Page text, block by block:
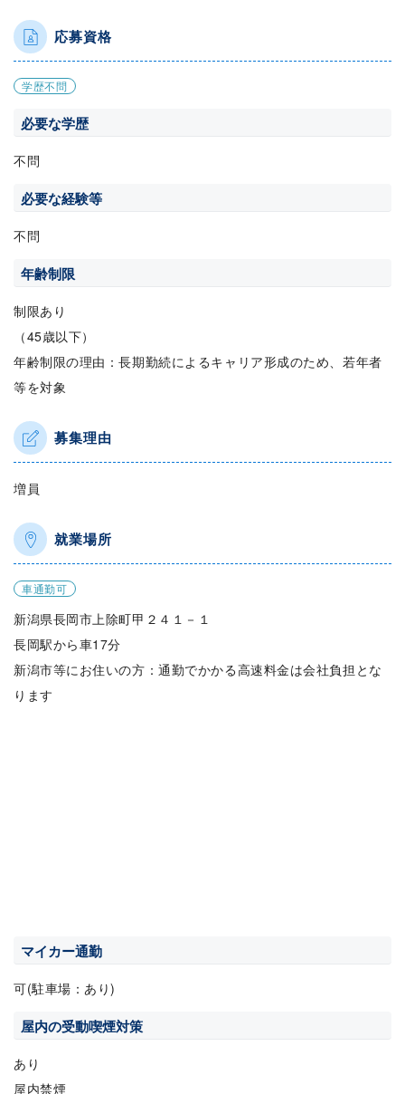
応募資格
学歴不問
必要な学歴
不問
必要な経験等
不問
年齢制限
制限あり
（45歳以下）
年齢制限の理由：長期勤続によるキャリア形成のため、若年者
等を対象
募集理由
増員
就業場所
車通勤可
新潟県長岡市上除町甲２４１－１
長岡駅から車17分
新潟市等にお住いの方：通勤でかかる高速料金は会社負担とな
ります
マイカー通勤
可(駐車場：あり)
屋内の受動喫煙対策
あり
屋内禁煙